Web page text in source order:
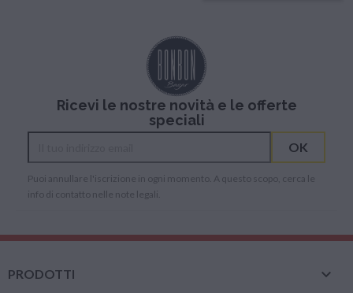
Ricevi le nostre novità e le offerte
speciali
Puoi annullare l'iscrizione in ogni momento. A questo scopo, cerca le
info di contatto nelle note legali.
PRODOTTI 